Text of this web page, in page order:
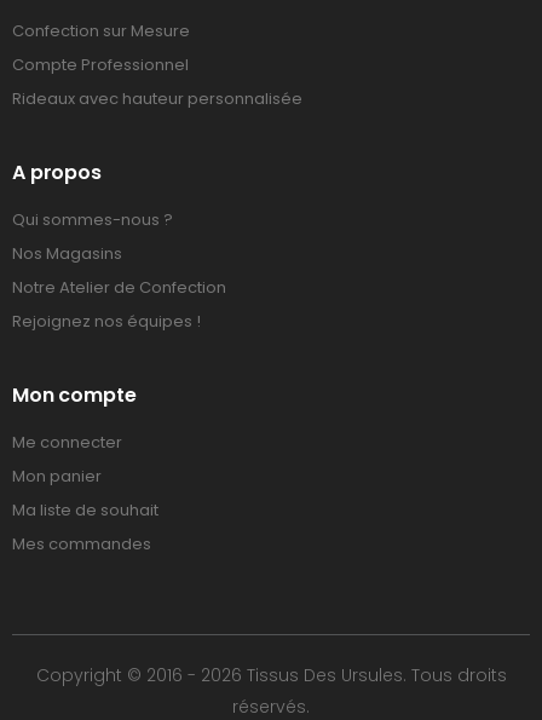
Confection sur Mesure
Compte Professionnel
Rideaux avec hauteur personnalisée
A propos
Qui sommes-nous ?
Nos Magasins
Notre Atelier de Confection
Rejoignez nos équipes !
Mon compte
Me connecter
Mon panier
Ma liste de souhait
Mes commandes
Copyright © 2016 - 2026 Tissus Des Ursules. Tous droits
réservés.